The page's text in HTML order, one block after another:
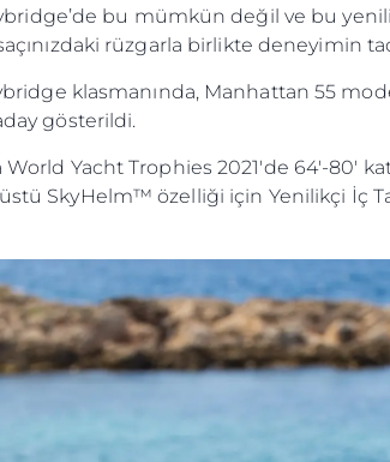
bu mümkün değil ve bu
rüzgarla birlikte deneyimin
klasmanında, Manhattan 55
gösterildi.
World Yacht Trophies 2021'de 64'-80'
SkyHelm™ özelliği için Yenilikçi İç
Yasal Haklar
PRIVACY POLICY
Modern Slaverly Statement